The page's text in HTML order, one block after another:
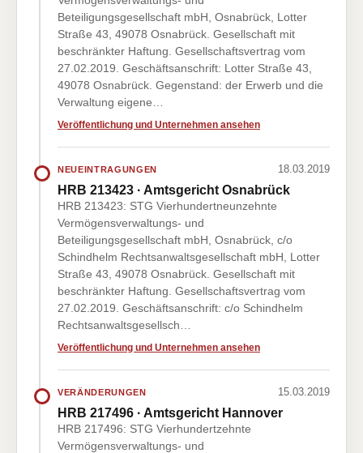
Beteiligungsgesellschaft mbH, Osnabrück, Lotter
Straße 43, 49078 Osnabrück. Gesellschaft mit
beschränkter Haftung. Gesellschaftsvertrag vom
27.02.2019. Geschäftsanschrift: Lotter Straße 43,
49078 Osnabrück. Gegenstand: der Erwerb und die
Verwaltung eigene…
Veröffentlichung und Unternehmen ansehen
NEUEINTRAGUNGEN 18.03.2019
HRB 213423 · Amtsgericht Osnabrück
HRB 213423: STG Vierhundertneunzehnte
Vermögensverwaltungs- und
Beteiligungsgesellschaft mbH, Osnabrück, c/o
Schindhelm Rechtsanwaltsgesellschaft mbH, Lotter
Straße 43, 49078 Osnabrück. Gesellschaft mit
beschränkter Haftung. Gesellschaftsvertrag vom
27.02.2019. Geschäftsanschrift: c/o Schindhelm
Rechtsanwaltsgesellsch…
Veröffentlichung und Unternehmen ansehen
VERÄNDERUNGEN 15.03.2019
HRB 217496 · Amtsgericht Hannover
HRB 217496: STG Vierhundertzehnte
Vermögensverwaltungs- und